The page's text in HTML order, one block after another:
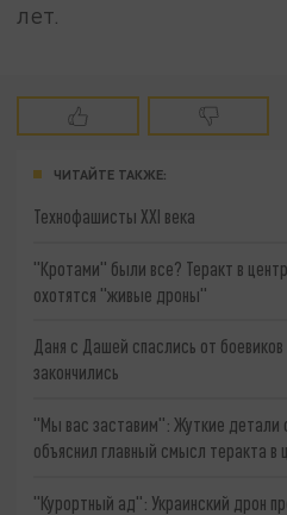
лет.
ЧИТАЙТЕ ТАКЖЕ:
Технофашисты XXI века
"Кротами" были все? Теракт в
охотятся "живые дроны"
Даня с Дашей спаслись от
закончились
"Мы вас заставим": Жуткие детали
объяснил главный смысл теракта в
"Курортный ад": Украинский дрон